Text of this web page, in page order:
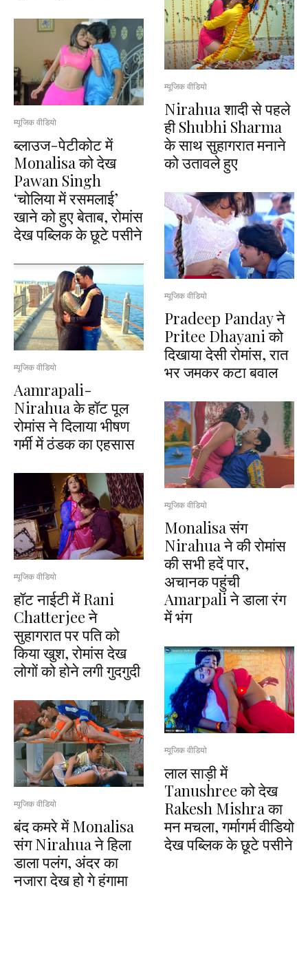
म्यूजिक वीडियो
ब्लाउज-पेटीकोट में
Monalisa को देख
Pawan Singh
‘चोलिया में रसमलाई’
खाने को हुए बेताब, रोमांस
देख पब्लिक के छूटे पसीने
म्यूजिक वीडियो
Aamrapali-
Nirahua के हॉट पूल
रोमांस ने दिलाया भीषण
गर्मी में ठंडक का एहसास
म्यूजिक वीडियो
हॉट नाईटी में Rani
Chatterjee ने
सुहागरात पर पति को
किया खुश, रोमांस देख
लोगों को होने लगी गुदगुदी
म्यूजिक वीडियो
बंद कमरे में Monalisa
संग Nirahua ने हिला
डाला पलंग, अंदर का
नजारा देख हो गे हंगामा
म्यूजिक वीडियो
Nirahua शादी से पहले
ही Shubhi Sharma
के साथ सुहागरात मनाने
को उतावले हुए
म्यूजिक वीडियो
Pradeep Panday ने
Pritee Dhayani को
दिखाया देसी रोमांस, रात
भर जमकर कटा बवाल
म्यूजिक वीडियो
Monalisa संग
Nirahua ने की रोमांस
की सभी हदें पार,
अचानक पहुंची
Amarpali ने डाला रंग
में भंग
म्यूजिक वीडियो
लाल साड़ी में
Tanushree को देख
Rakesh Mishra का
मन मचला, गर्मागर्म वीडियो
देख पब्लिक के छूटे पसीने